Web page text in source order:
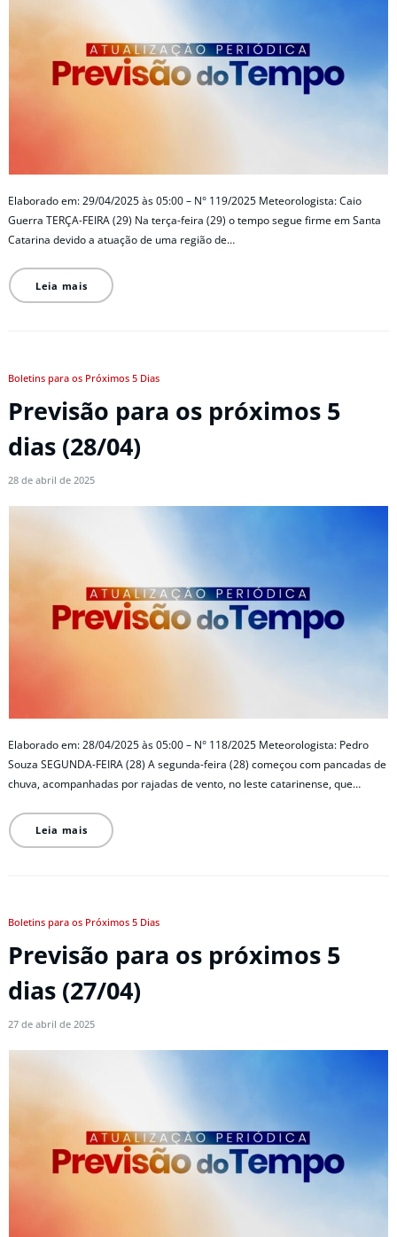
Elaborado em: 29/04/2025 às 05:00 – N° 119/2025 Meteorologista: Caio
Guerra TERÇA-FEIRA (29) Na terça-feira (29) o tempo segue firme em Santa
Catarina devido a atuação de uma região de…
Leia mais
Boletins para os Próximos 5 Dias
Previsão para os próximos 5
dias (28/04)
28 de abril de 2025
Elaborado em: 28/04/2025 às 05:00 – N° 118/2025 Meteorologista: Pedro
Souza SEGUNDA-FEIRA (28) A segunda-feira (28) começou com pancadas de
chuva, acompanhadas por rajadas de vento, no leste catarinense, que…
Leia mais
Boletins para os Próximos 5 Dias
Previsão para os próximos 5
dias (27/04)
27 de abril de 2025